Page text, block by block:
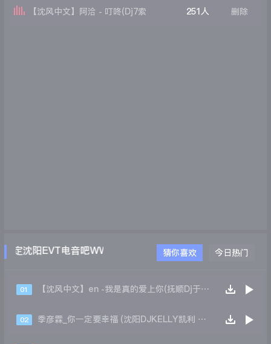
【沈风中文】阿洽 - 叮咚(Dj7索 251人 删除
定沈阳EVT电音吧WWW.EVTDJ.COM猜你喜欢 今日热门
01 【沈风中文】en -我是真的爱上你(抚顺Dj于老二 Extended Mix)
02 季彦霖_你一定要幸福 (沈阳DJKELLY凯利 Original Mix)